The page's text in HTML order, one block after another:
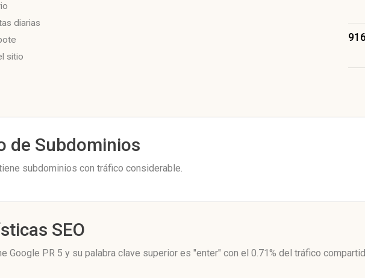
diarias
sitio
de Subdominios
subdominios con tráfico considerable.
SEO
Google PR 5 y su palabra clave superior es "enter" con el 0.71% del tráfico